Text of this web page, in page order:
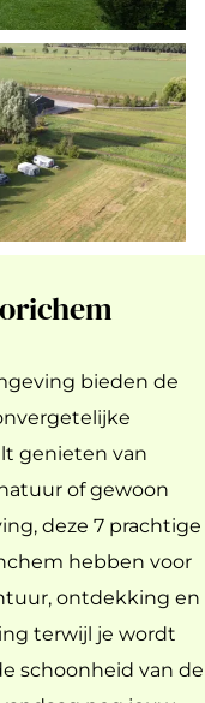
bieden de
genieten van
of gewoon
deze 7 prachtige
hebben voor
ontdekking en
terwijl je wordt
schoonheid van de